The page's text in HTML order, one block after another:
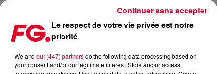
FG MIX DANCE : ADRIANNA
Le respect de votre vie privée est notre
priorité
We and our (447) partnersdo the following data processing based on
your consent and/or our legitimate interest: Store and/or access
Continuer sans accepter